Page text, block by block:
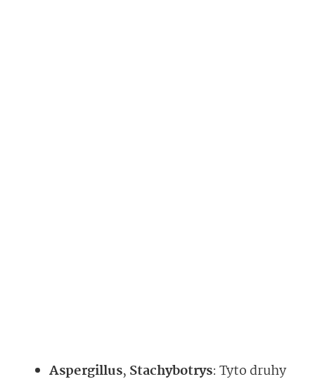
Aspergillus, Stachybotrys: Tyto druhy